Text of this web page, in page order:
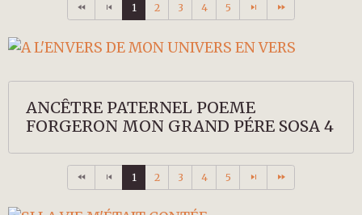
1 2 3 4 5
ANCÊTRE PATERNEL POEME
FORGERON MON GRAND PÉRE SOSA 4
1 2 3 4 5